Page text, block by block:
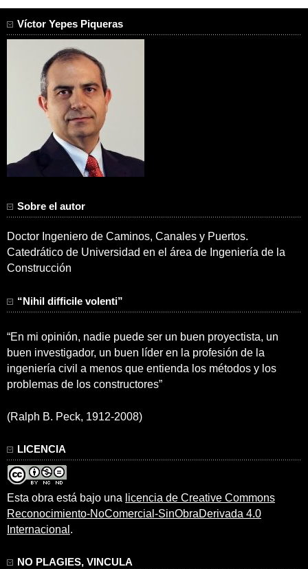
Víctor Yepes Piqueras
Sobre el autor
Doctor Ingeniero de Caminos, Canales y Puertos.
Catedrático de Universidad en el área de Ingeniería de la
Construcción
“Nihil difficile volenti”
“En mi opinión, nadie puede ser un buen proyectista, un
buen investigador, un buen líder en la profesión de la
ingeniería civil a menos que entienda los métodos y los
problemas de los constructores”
(Ralph B. Peck, 1912-2008)
LICENCIA
Esta obra está bajo una licencia de Creative Commons
Reconocimiento-NoComercial-SinObraDerivada 4.0
Internacional .
NO PLAGIES, VINCULA